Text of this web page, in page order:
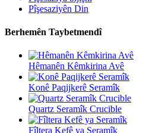
Pîşesaziyên Din
Berhemên Taybetmendî
Hêmanên Kêmkirina Avê
Konê Paqijkerê Seramîk
Quartz Seramîk Crucible
Fîltera Kefê ya Seramîk